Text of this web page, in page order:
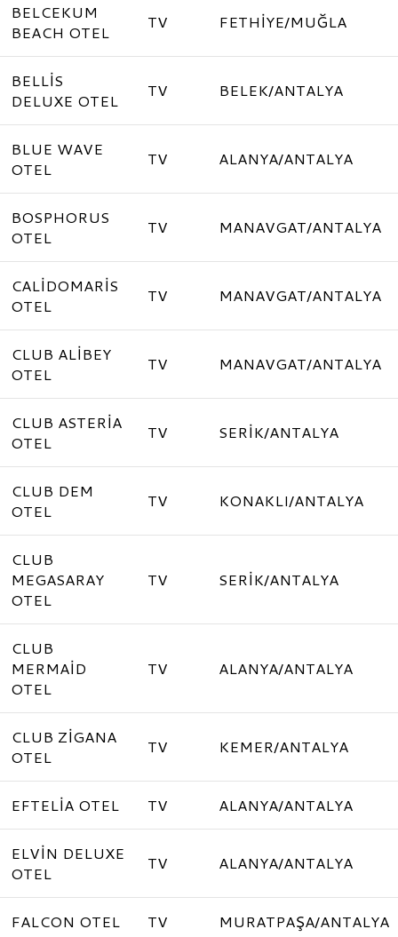
BELCEKUM
BEACH OTEL
TV FETHİYE/MUĞLA
BELLİS
DELUXE OTEL
TV BELEK/ANTALYA
BLUE WAVE
OTEL
TV ALANYA/ANTALYA
BOSPHORUS
OTEL
TV MANAVGAT/ANTALYA
CALİDOMARİS
OTEL
TV MANAVGAT/ANTALYA
CLUB ALİBEY
OTEL
TV MANAVGAT/ANTALYA
CLUB ASTERİA
OTEL
TV SERİK/ANTALYA
CLUB DEM
OTEL
TV KONAKLI/ANTALYA
CLUB
MEGASARAY
OTEL
TV SERİK/ANTALYA
CLUB
MERMAİD
OTEL
TV ALANYA/ANTALYA
CLUB ZİGANA
OTEL
TV KEMER/ANTALYA
EFTELİA OTEL TV ALANYA/ANTALYA
ELVİN DELUXE
OTEL
TV ALANYA/ANTALYA
FALCON OTEL TV MURATPAŞA/ANTALYA